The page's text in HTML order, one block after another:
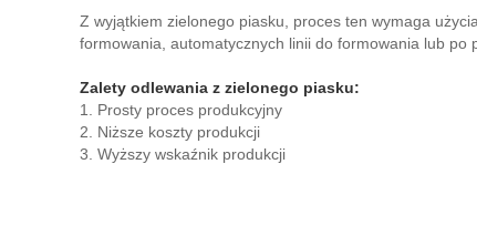
Z wyjątkiem zielonego piasku, proces ten wymaga
formowania, automatycznych linii do formowania lub po
Zalety odlewania z zielonego piasku:
1. Prosty proces produkcyjny
2. Niższe koszty produkcji
3. Wyższy wskaźnik produkcji